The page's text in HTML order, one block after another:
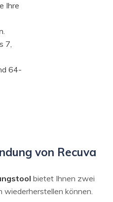
Ihre
7,
64-
von Recuva
bietet Ihnen zwei
wiederherstellen können.